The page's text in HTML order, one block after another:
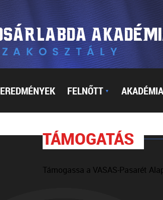
EREDMÉNYEK FELNŐTT ▼ AKADÉMIA
TÁMOGATÁS
Támogassa a VASAS-Pasarét